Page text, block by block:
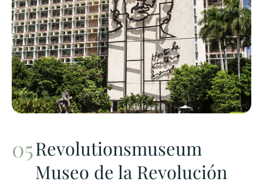
Revolutionsmuseum
Museo de la Revolución